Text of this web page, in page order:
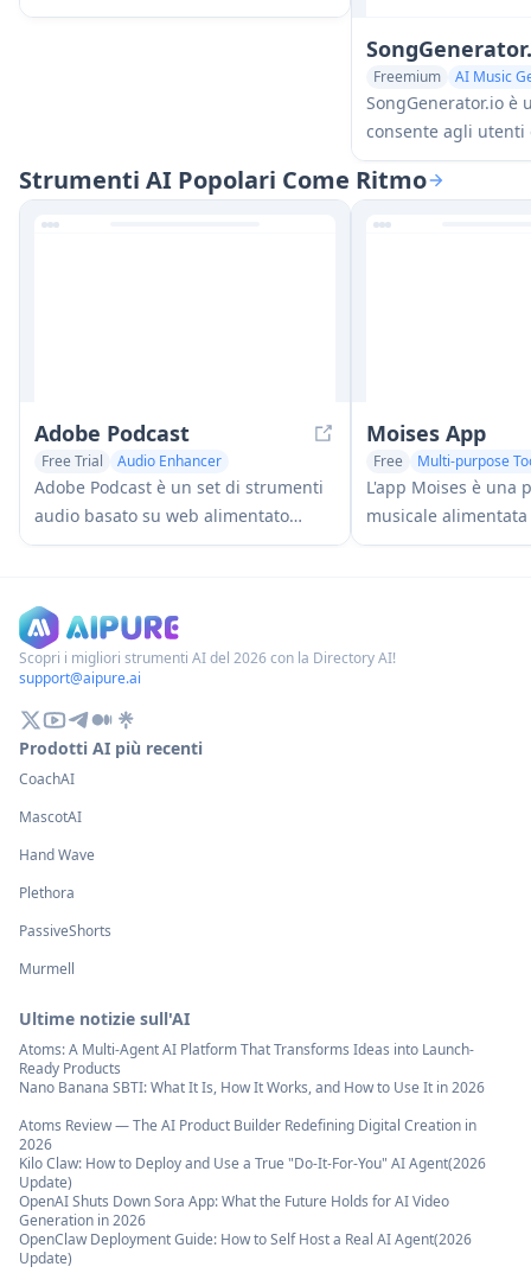
musicali di trasformare brani audio
Freemium AI Music
SongGenerator.io
consente agli
pochi secondi
stile.
Strumenti AI Popolari Come Ritmo
Adobe Podcast
Free Trial
Audio Enhancer
AI Podcast Assistant
Adobe Podcast è un set di strumenti
audio basato su web alimentato
dall'IA che consente agli utenti di
condividere podcast e voiceover di
alta qualità con risultati dal suono
professionale.
Moises App
Free
Multi-purpose
AI Music Generator
L'app Moises è una
musicale
consente ai
personalizzate.
Scopri i migliori strumenti AI del 2026 con la Directory AI!
support@aipure.ai
Prodotti AI più recenti
CoachAI
MascotAI
Hand Wave
Plethora
PassiveShorts
Murmell
Ultime notizie sull'AI
Atoms: A Multi-Agent AI Platform That Transforms Ideas into Launch-
Ready Products
Nano Banana SBTI: What It Is, How It Works, and How to Use It in 2026
Atoms Review — The AI Product Builder Redefining Digital Creation in
2026
Kilo Claw: How to Deploy and Use a True "Do‑It‑For‑You" AI Agent(2026
Update)
OpenAI Shuts Down Sora App: What the Future Holds for AI Video
Generation in 2026
OpenClaw Deployment Guide: How to Self Host a Real AI Agent(2026
Update)